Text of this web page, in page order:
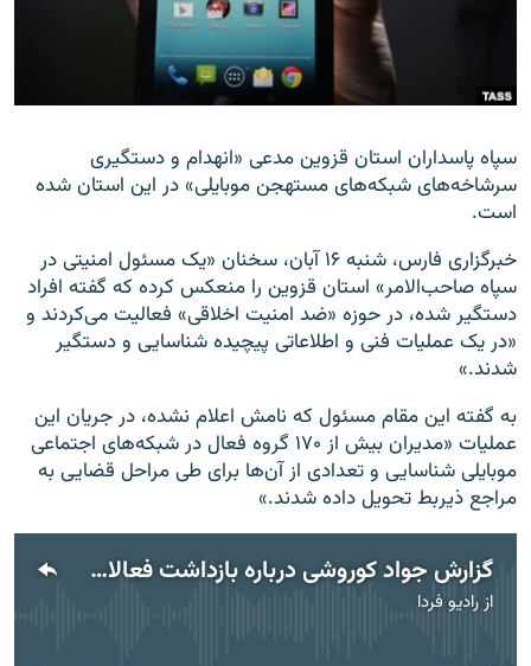
سپاه پاسداران استان قزوین مدعی «انهدام و دستگیری
سرشاخه‌های شبکه‌های مستهجن موبایلی» در این استان شده
است.
خبرگزاری فارس، شنبه ۱۶ آبان، سخنان «یک مسئول امنیتی در
سپاه صاحب‌الامر» استان قزوین را منعکس کرده که گفته افراد
دستگیر شده، در حوزه «ضد امنیت اخلاقی» فعالیت می‌کردند و
«در یک عملیات فنی و اطلاعاتی پیچیده شناسایی و دستگیر
شدند.»
به گفته این مقام مسئول که نامش اعلام نشده، در جریان این
عملیات «مدیران بیش از ۱۷۰ گروه فعال در شبکه‌های اجتماعی
موبایلی شناسایی و تعدادی از آن‌ها برای طی مراحل قضایی به
مراجع ذیربط تحویل داده شدند.»
گزارش جواد کوروشی درباره بازداشت فعالان شبکه‌های موبایلی
ازرادیو فردا